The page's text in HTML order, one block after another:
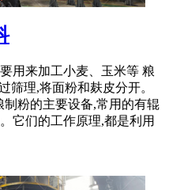
用来加工小麦、玉米等 粮
筛理,将面粉和麸皮分开。
粉的主要设备,常用的有辊
它们的工作原理,都是利用